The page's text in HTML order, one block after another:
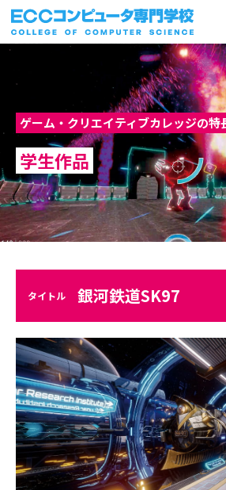
ゲーム・クリエイティブカレッジの特
学生作品
タイトル 銀河鉄道SK97